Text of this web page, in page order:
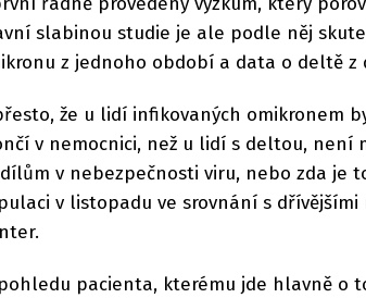
slabinou studie je ale podle něj
z jednoho období a data o deltě z
že u lidí infikovaných omikronem
v nemocnici, než u lidí s deltou, není
v nebezpečnosti viru, nebo zda je
v listopadu ve srovnání s
pacienta, kterému jde hlavně o